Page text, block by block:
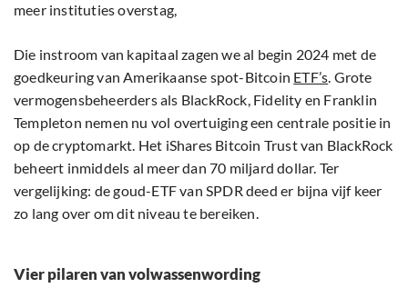
meer instituties overstag,
Die instroom van kapitaal zagen we al begin 2024 met de
goedkeuring van Amerikaanse spot-Bitcoin ETF’s. Grote
vermogensbeheerders als BlackRock, Fidelity en Franklin
Templeton nemen nu vol overtuiging een centrale positie in
op de cryptomarkt. Het iShares Bitcoin Trust van BlackRock
beheert inmiddels al meer dan 70 miljard dollar. Ter
vergelijking: de goud-ETF van SPDR deed er bijna vijf keer
zo lang over om dit niveau te bereiken.
Vier pilaren van volwassenwording